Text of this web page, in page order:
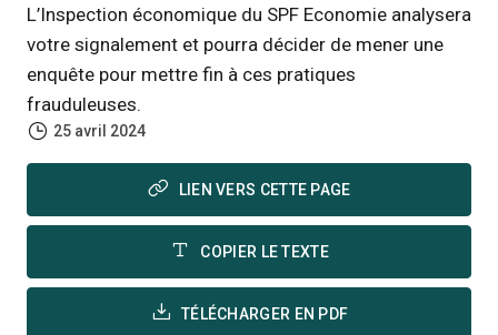
L’Inspection économique du SPF Economie analysera
votre signalement et pourra décider de mener une
enquête pour mettre fin à ces pratiques
frauduleuses.
25 avril 2024
LIEN VERS CETTE PAGE
COPIER LE TEXTE
TÉLÉCHARGER EN PDF